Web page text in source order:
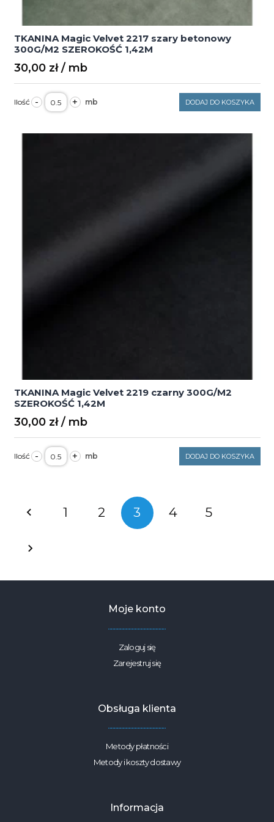
TKANINA Magic Velvet 2217 szary betonowy
300G/M2 SZEROKOŚĆ 1,42M
30,00 zł
- ilość
TKANINA
Magic
2217
+ DODAJ DO KOSZYKA
TKANINA Magic Velvet 2219 czarny 300G/M2
SZEROKOŚĆ 1,42M
30,00 zł
- ilość
TKANINA
Magic
300G/M2
SZEROKOŚĆ
+ DODAJ DO KOSZYKA
po
1 2 3 4 5
Moje konto
Zaloguj się
Zarejestruj się
Obsługa klienta
Metody płatności
Metody i koszty dostawy
Informacja